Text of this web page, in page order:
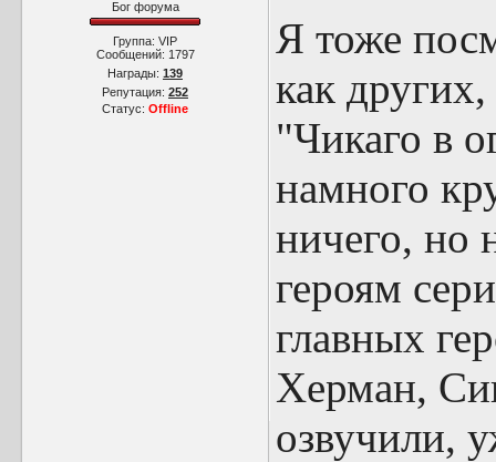
Бог форума
Группа: VIP
Сообщений: 1797
Награды: 139
Репутация: 252
Статус: Offline
Я тоже
как
"Чикаго в
намного
ничего, но
героям
главных
Херман,
озвучили,